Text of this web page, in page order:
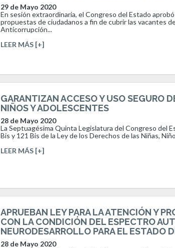
29 de Mayo 2020
En sesión extraordinaria, el Congreso del Estado
propuestas de ciudadanos a fin de cubrir las vacantes
Anticorrupción...
LEER MÁS [+]
GARANTIZAN ACCESO Y USO SEGURO
NIÑOS Y ADOLESCENTES
28 de Mayo 2020
La Septuagésima Quinta Legislatura del Congreso del
Bis y 121 Bis de la Ley de los Derechos de las Niñas,
LEER MÁS [+]
APRUEBAN LEY PARA LA ATENCIÓN Y
CON LA CONDICIÓN DEL ESPECTRO
NEURODESARROLLO PARA EL ESTADO
28 de Mayo 2020